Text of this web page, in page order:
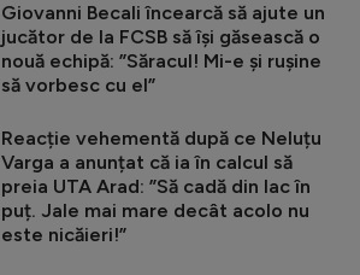
Giovanni Becali încearcă să ajute un
jucător de la FCSB să își găsească o
nouă echipă: ”Săracul! Mi-e și rușine
să vorbesc cu el”
Reacție vehementă după ce Neluțu
Varga a anunțat că ia în calcul să
preia UTA Arad: ”Să cadă din lac în
puț. Jale mai mare decât acolo nu
este nicăieri!”